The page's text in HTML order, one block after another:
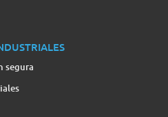
segura